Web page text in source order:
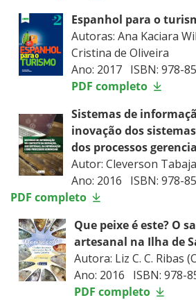
Espanhol para o
Autoras: Ana Kaciara
Cristina de Oliveira
Ano: 2017 ISBN: 978-
PDF completo
Sistemas de
inovação dos
dos processos
Autor: Cleverson
Ano: 2016 ISBN: 978-
PDF completo
Que peixe é este? O
artesanal na Ilha de
Autora: Liz C. C. Ribas
Ano: 2016 ISBN: 978-
PDF completo